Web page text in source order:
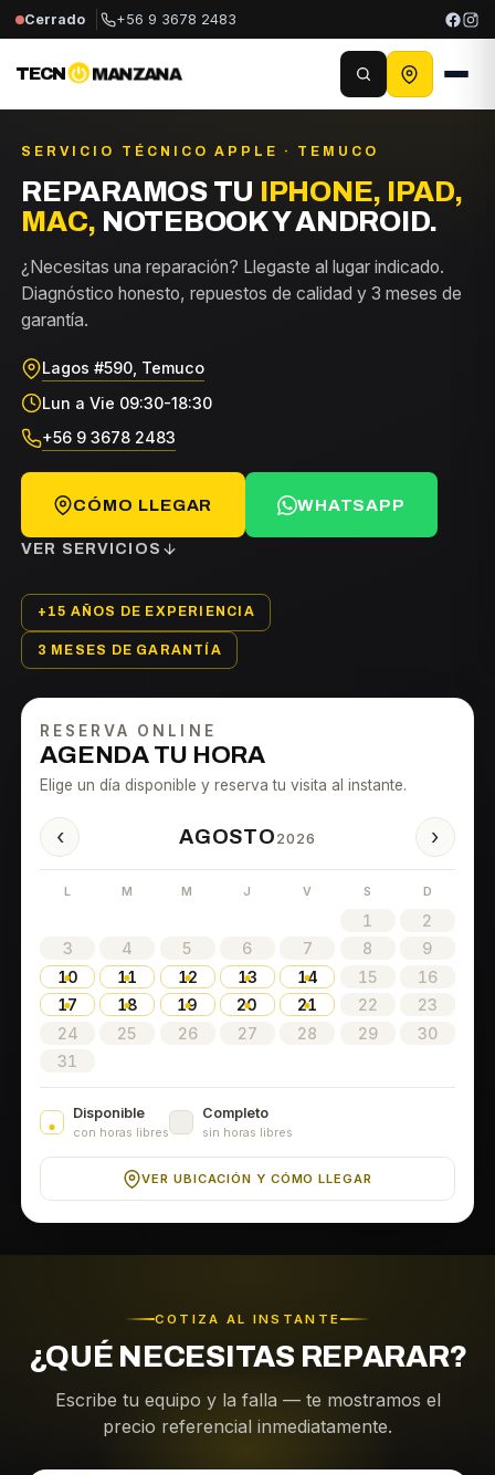
Cerrado +56 9 3678 2483
TECN MANZANA
SERVICIO TÉCNICO APPLE · TEMUCO
REPARAMOS TU
IPHONE, IPAD,
MAC, NOTEBOOK Y ANDROID.
¿Necesitas una reparación? Llegaste al lugar indicado.
Diagnóstico honesto, repuestos de calidad y 3 meses de
garantía.
Lagos #590, Temuco
Lun a Vie 09:30-18:30
+56 9 3678 2483
CÓMO LLEGAR WHATSAPP
VER SERVICIOS
+15 AÑOS DE EXPERIENCIA
3 MESES DE GARANTÍA
RESERVA ONLINE
AGENDA TU HORA
Elige un día disponible y reserva tu visita al instante.
‹ AGOSTO 2026 ›
L M M J V S D
1
2
3
4 5 6 7 8
9
10
11 12 13 14 15
16
17
18 19 20 21 22
23
24
25 26 27 28 29
30
31
Disponible
con horas libres
Completo
sin horas libres
VER UBICACIÓN Y CÓMO LLEGAR
COTIZA AL INSTANTE
¿QUÉ NECESITAS REPARAR?
Escribe tu equipo y la falla — te mostramos el
precio referencial inmediatamente.